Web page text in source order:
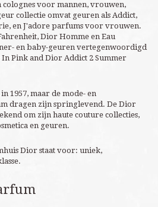
colognes voor mannen, vrouwen,
collectie omvat geuren als Addict,
en J'adore parfums voor vrouwen.
Dior Homme en Eau
en baby-geuren vertegenwoordigd
Pink and Dior Addict 2 Summer
1957, maar de mode- en
dragen zijn springlevend. De Dior
om zijn haute couture collecties,
en geuren.
Dior staat voor: uniek,